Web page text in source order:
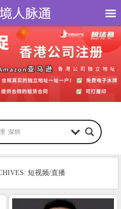
短视频/直播